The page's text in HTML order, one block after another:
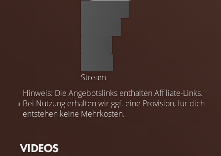
Stream
Hinweis: Die Angebotslinks enthalten Affiliate-Links.
Bei Nutzung erhalten wir ggf. eine Provision, für dich
entstehen keine Mehrkosten.
VIDEOS